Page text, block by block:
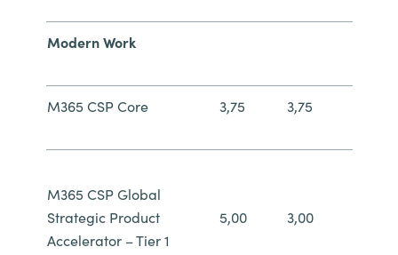
United States
Modern Work
M365 CSP Core 3,75 3,75
M365 CSP Global
Strategic Product
Accelerator – Tier 1
5,00 3,00